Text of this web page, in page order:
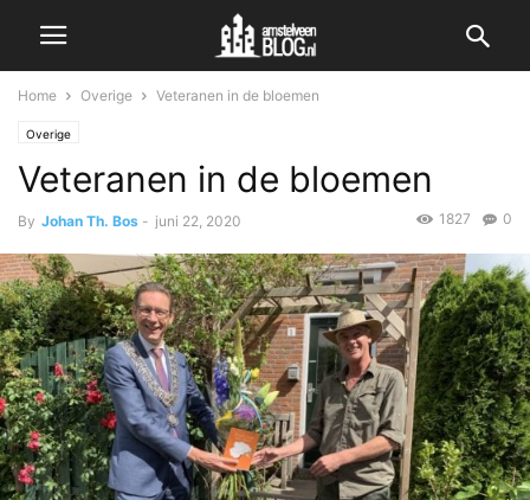
Home Overige Veteranen in de bloemen
Overige
Veteranen in de bloemen
By Johan Th. Bos - juni 22, 2020 0
1827